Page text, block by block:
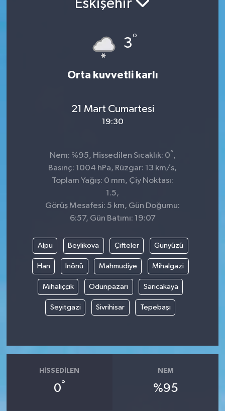
Eskişehir
3°
Orta kuvvetli karlı
21 Mart Cumartesi
19:30
Nem: %95, Hissedilen Sıcaklık: 0° ,
Basınç: 1004 hPa, Rüzgar: 13 km/s,
Toplam Yağış: 0 mm, Çiy Noktası:
1.5,
Görüş Mesafesi: 5 km, Gün Doğumu:
6:57, Gün Batımı: 19:07
Alpu Beylikova Çifteler Günyüzü
Han İnönü Mahmudiye Mihalgazi
Mihalıççık Odunpazarı Sarıcakaya
Seyitgazi Sivrihisar Tepebaşı
HISSEDILEN
0°
NEM
%95
Resmi İlanlar